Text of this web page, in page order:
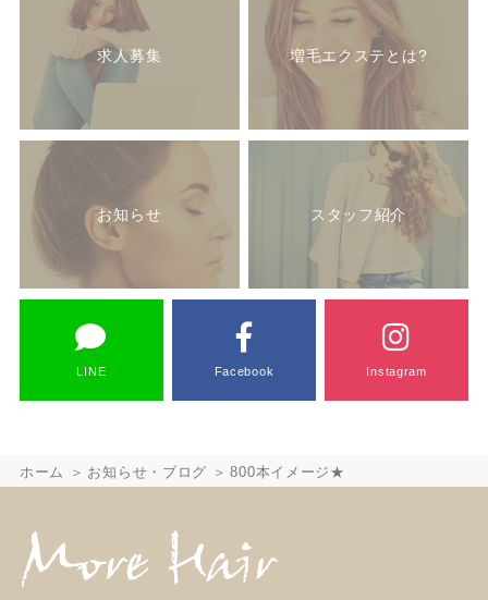
求人募集 増毛エクステとは?
お知らせ スタッフ紹介
LINE Facebook Instagram
ホーム お知らせ・ブログ 800本イメージ★